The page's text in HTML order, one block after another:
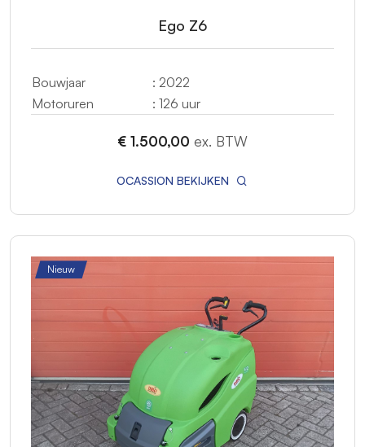
Ego Z6
Bouwjaar
: 2022
Motoruren
: 126 uur
€ 1.500,00 ex. BTW
OCASSION BEKIJKEN
Nieuw